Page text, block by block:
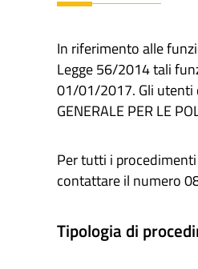
In riferimento alle
Legge 56/2014 tali
01/01/2017. Gli utenti
GENERALE PER LE
Per tutti i
contattare il numero
Tipologia di